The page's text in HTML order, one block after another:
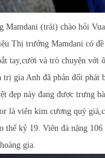
Mamdani (trái) chào hỏi
Thị trưởng Mamdani có
tay,cười và trò chuyện với
trị gia Anh đã phản đối
đẹp này đang được trưng
là viên kim cương quý
thế kỷ 19. Viên đá nặng 106
gia.